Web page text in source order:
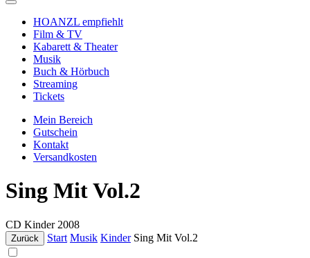
HOANZL empfiehlt
Film & TV
Kabarett & Theater
Musik
Buch & Hörbuch
Streaming
Tickets
Mein Bereich
Gutschein
Kontakt
Versandkosten
Sing Mit Vol.2
CD Kinder 2008
Zurück Start Musik Kinder Sing Mit Vol.2